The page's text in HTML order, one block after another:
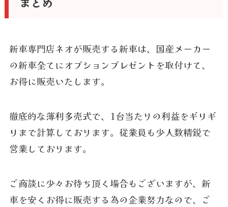
新車専門店ネオが販売する新車は、国産メーカー
の新車全てにオプションプレゼントを取付けて、
お得に販売いたします。
徹底的な薄利多売式で、1台当たりの利益をギリギ
リまで計算しております。従業員も少人数精鋭で
営業しております。
ご商談に少々お待ち頂く場合もございますが、新
車を安くお得に販売する為の企業努力なので、ご